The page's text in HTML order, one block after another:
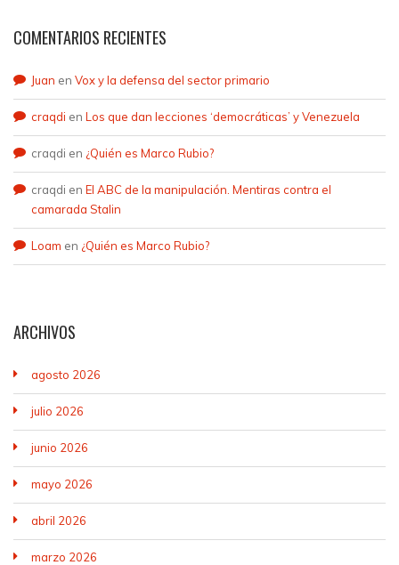
COMENTARIOS RECIENTES
Juan en Vox y la defensa del sector primario
craqdi en Los que dan lecciones ‘democráticas’ y Venezuela
craqdi en ¿Quién es Marco Rubio?
craqdi en El ABC de la manipulación. Mentiras contra el
camarada Stalin
Loam en ¿Quién es Marco Rubio?
ARCHIVOS
agosto 2026
julio 2026
junio 2026
mayo 2026
abril 2026
marzo 2026